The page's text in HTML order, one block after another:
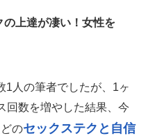
上達が凄い！女性を
1人の筆者でしたが、1ヶ
回数を増やした結果、今
のセックステクと自信